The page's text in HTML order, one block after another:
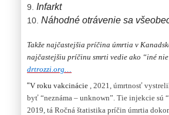
Infarkt
Náhodné otrávenie
Takže najčastejšia príčina úmrtia v
najčastejšiu príčinu smrti vedie ako “iné
drtrozzi.org…
“V roku vakcinácie , 2021, úmrtnosť
byť “neznáma – unknown”. Tie injekcie sú
2019, tá Ročná štatistika príčin úmrtia